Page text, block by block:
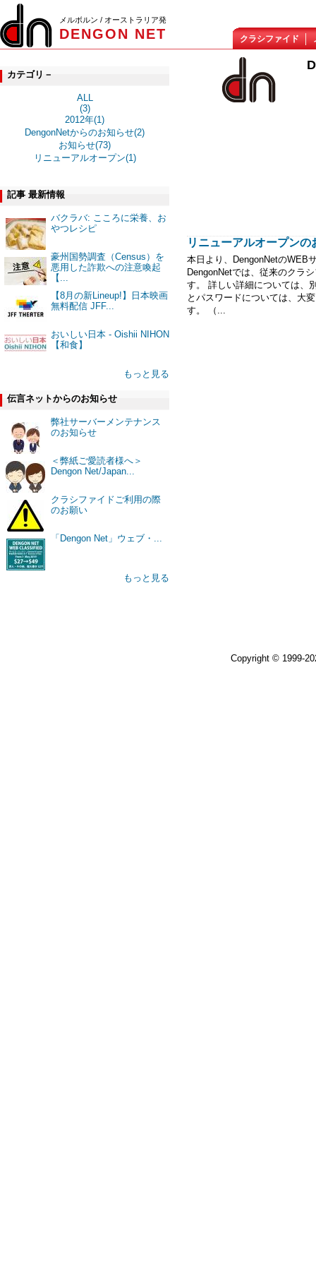
メルボルン / オーストラリア発
DENGON NET クラシファイド
カテゴリ－
ALL
(3)
2012年(1)
DengonNetからのお知らせ(2)
お知らせ(73)
リニューアルオープン(1)
記事 最新情報
バクラバ: こころに栄養、お
やつレシピ
豪州国勢調査（Census）を
悪用した詐欺への注意喚起
【...
【8月の新Lineup!】日本映画
無料配信 JFF...
おいしい日本 - Oishii NIHON
【和食】
もっと見る
伝言ネットからのお知らせ
弊社サーバーメンテナンス
のお知らせ
＜弊紙ご愛読者様へ＞
Dengon Net/Japan...
クラシファイドご利用の際
のお願い
「Dengon Net」ウェブ・...
もっと見る
リニューアルオープンの
本日より、DengonNetのWEB
DengonNetでは、従来のクラ
す。 詳しい詳細については、
とパスワードについては、大
す。 （...
Copyright © 1999-